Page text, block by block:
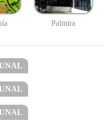
Palmira